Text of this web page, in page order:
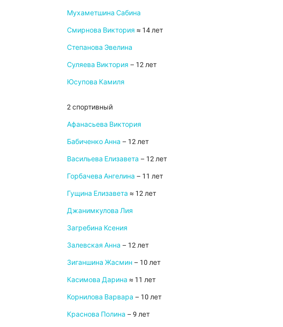
Мухаметшина Сабина
Смирнова Виктория ≈ 14 лет
Степанова Эвелина
Суляева Виктория – 12 лет
Юсупова Камиля
2 спортивный
Афанасьева Виктория
Бабиченко Анна – 12 лет
Васильева Елизавета – 12 лет
Горбачева Ангелина – 11 лет
Гущина Елизавета ≈ 12 лет
Джанимкулова Лия
Загребина Ксения
Залевская Анна – 12 лет
Зиганшина Жасмин – 10 лет
Касимова Дарина ≈ 11 лет
Корнилова Варвара – 10 лет
Краснова Полина – 9 лет